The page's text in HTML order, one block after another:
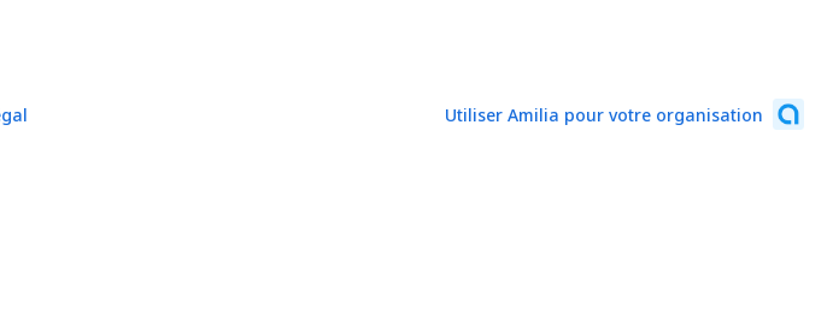
Utiliser Amilia pour votre organisation